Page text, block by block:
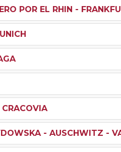
POR EL RHIN -
- AUSCHWITZ -